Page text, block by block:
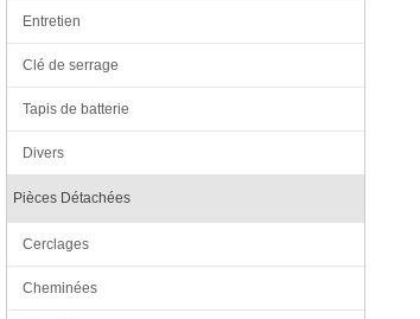
Entretien
Clé de serrage
Tapis de batterie
Divers
Pièces Détachées
Cerclages
Cheminées